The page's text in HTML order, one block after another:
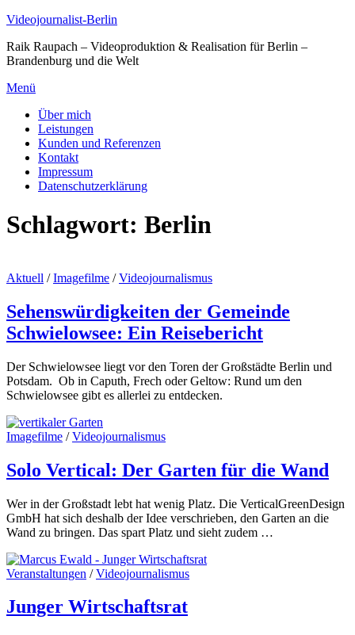
Zum
springen
Videojournalist-Berlin
Raik Raupach – Videoproduktion & Realisation für Berlin –
Brandenburg und die Welt
Menü
Über mich
Leistungen
Kunden und Referenzen
Kontakt
Impressum
Datenschutzerklärung
Schlagwort: Berlin
Aktuell /Imagefilme /Videojournalismus
Sehenswürdigkeiten der Gemeinde
Schwielowsee: Ein Reisebericht
Der Schwielowsee liegt vor den Toren der Großstädte Berlin und
Potsdam. Ob in Caputh, Frech oder Geltow: Rund um den
Schwielowsee gibt es allerlei zu entdecken.
Imagefilme /Videojournalismus
Solo Vertical: Der Garten für die Wand
Wer in der Großstadt lebt hat wenig Platz. Die VerticalGreenDesign
GmbH hat sich deshalb der Idee verschrieben, den Garten an die
Wand zu bringen. Das spart Platz und sieht zudem …
Veranstaltungen /Videojournalismus
Junger Wirtschaftsrat